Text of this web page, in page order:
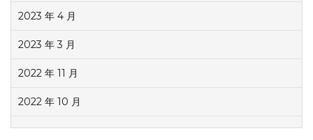
2023 年 4 月
2023 年 3 月
2022 年 11 月
2022 年 10 月